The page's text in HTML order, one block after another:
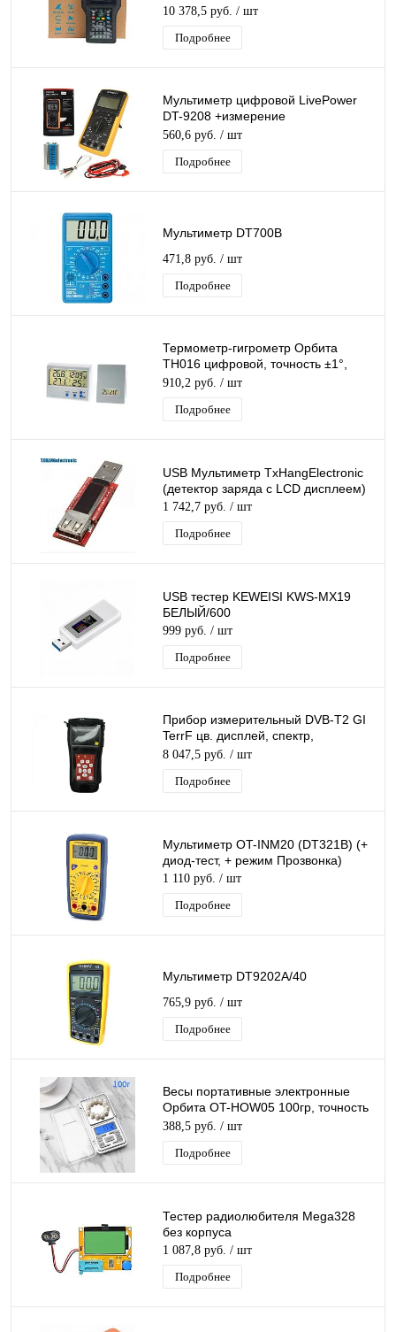
Измеритель ТВ сигнала, поддержка
AHD
10 378,5 руб. / шт
Подробнее
Мультиметр цифровой LivePower
DT-9208 +измерение
ёмкости,температуры,частоты
Профессиональный Тестер
560,6 руб. / шт
Подробнее
Мультиметр DT700B
471,8 руб. / шт
Подробнее
Термометр-гигрометр Орбита
TH016 цифровой, точность ±1°,
время, будильник, дата,
беспроводной датчик
910,2 руб. / шт
Подробнее
USB Мультиметр TxHangElectronic
(детектор заряда с LCD дисплеем)
1 742,7 руб. / шт
Подробнее
USB тестер KEWEISI KWS-MX19
БЕЛЫЙ/600
999 руб. / шт
Подробнее
Прибор измерительный DVB-T2 GI
TerrF цв. дисплей, спектр,
MER,BER, S/N, уровень
8 047,5 руб. / шт
Подробнее
Мультиметр OT-INM20 (DT321B) (+
диод-тест, + режим Прозвонка)
1 110 руб. / шт
Подробнее
Мультиметр DT9202A/40
765,9 руб. / шт
Подробнее
Весы портативные электронные
Орбита OT-HOW05 100гр, точность
0,01гр
388,5 руб. / шт
Подробнее
Тестер радиолюбителя Mega328
без корпуса
1 087,8 руб. / шт
Подробнее